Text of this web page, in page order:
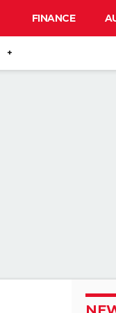
FINANCE
+